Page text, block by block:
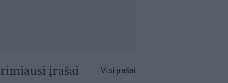
įrašai Visi įrašai